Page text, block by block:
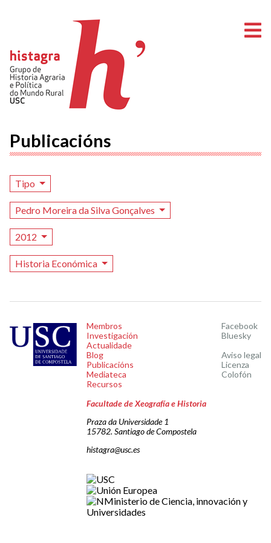
Publicacións
Tipo
Pedro Moreira da Silva Gonçalves
2012
Historia Económica
Membros
Investigación
Actualidade
Blog
Publicacións
Mediateca
Recursos
Facebook
Bluesky
Aviso legal
Licenza
Colofón
Facultade de Xeografía e Historia
Praza da Universidade 1
15782. Santiago de Compostela
histagra@usc.es